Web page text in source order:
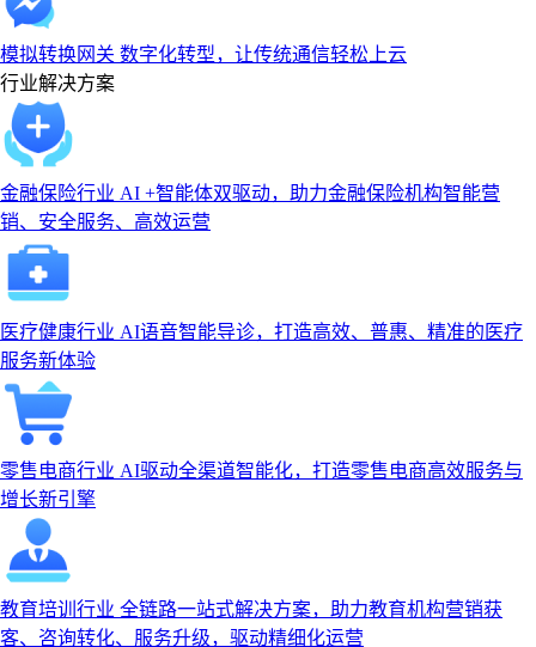
模拟转换网关 数字化转型，让传统通信轻松上云
行业解决方案
金融保险行业 AI +智能体双驱动，助力金融保险机构智能营
销、安全服务、高效运营
医疗健康行业 AI语音智能导诊，打造高效、普惠、精准的医疗
服务新体验
零售电商行业 AI驱动全渠道智能化，打造零售电商高效服务与
增长新引擎
教育培训行业 全链路一站式解决方案，助力教育机构营销获
客、咨询转化、服务升级，驱动精细化运营